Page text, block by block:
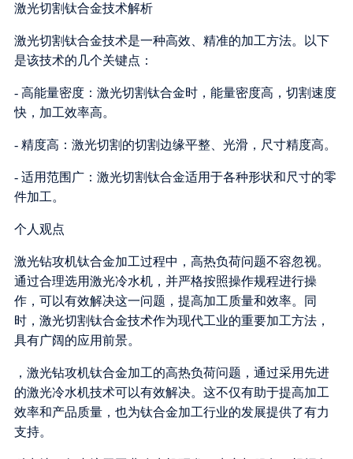
激光切割钛合金技术解析
激光切割钛合金技术是一种高效、精准的加工方法。以下
是该技术的几个关键点：
- 高能量密度：激光切割钛合金时，能量密度高，切割速度
快，加工效率高。
- 精度高：激光切割的切割边缘平整、光滑，尺寸精度高。
- 适用范围广：激光切割钛合金适用于各种形状和尺寸的零
件加工。
个人观点
激光钻攻机钛合金加工过程中，高热负荷问题不容忽视。
通过合理选用激光冷水机，并严格按照操作规程进行操
作，可以有效解决这一问题，提高加工质量和效率。同
时，激光切割钛合金技术作为现代工业的重要加工方法，
具有广阔的应用前景。
，激光钻攻机钛合金加工的高热负荷问题，通过采用先进
的激光冷水机技术可以有效解决。这不仅有助于提高加工
效率和产品质量，也为钛合金加工行业的发展提供了有力
支持。